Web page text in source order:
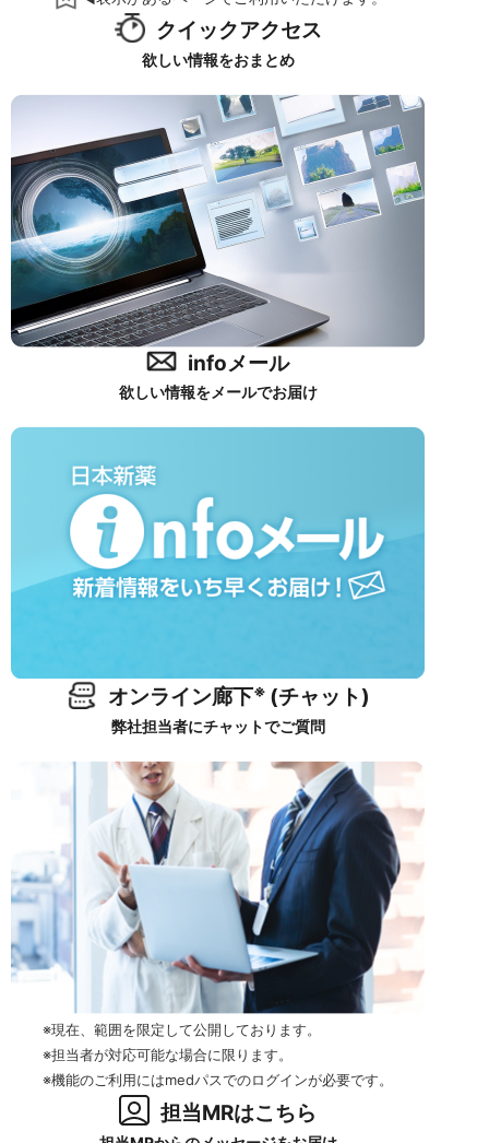
クイックアクセス
欲しい情報をおまとめ
infoメール
欲しい情報をメールでお届け
オンライン廊下※ (チャット)
弊社担当者にチャットでご質問
※現在、範囲を限定して公開しております。
※担当者が対応可能な場合に限ります。
※機能のご利用にはmedパスでのログインが必要です。
担当MRはこちら